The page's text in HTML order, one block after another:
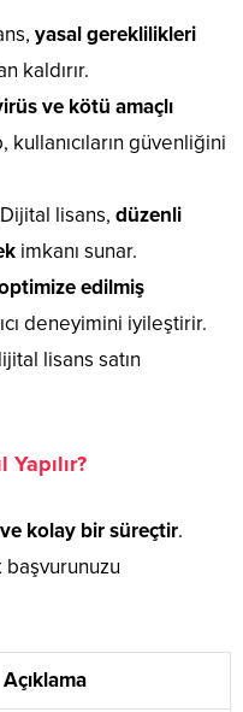
yasal gereklilikleri
kaldırır.
ve kötü amaçlı
kullanıcıların güvenliğini
Dijital lisans, düzenli
imkanı sunar.
edilmiş
deneyimini iyileştirir.
lisans satın
kolay bir süreçtir.
başvurunuzu
Açıklama